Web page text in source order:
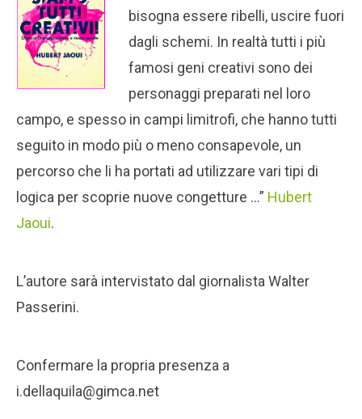
bisogna essere ribelli, uscire fuori
dagli schemi. In realtà tutti i più
famosi geni creativi sono dei
personaggi preparati nel loro
campo, e spesso in campi limitrofi, che hanno tutti
seguito in modo più o meno consapevole, un
percorso che li ha portati ad utilizzare vari tipi di
logica per scoprie nuove congetture …” Hubert
Jaoui.
L’autore sarà intervistato dal giornalista Walter
Passerini.
Confermare la propria presenza a
i.dellaquila@gimca.net